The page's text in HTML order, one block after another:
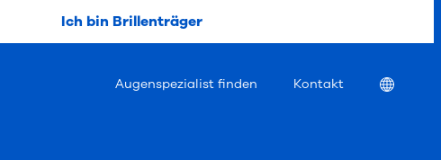
Ich bin Brillenträger
Augenspezialist finden Kontakt Location